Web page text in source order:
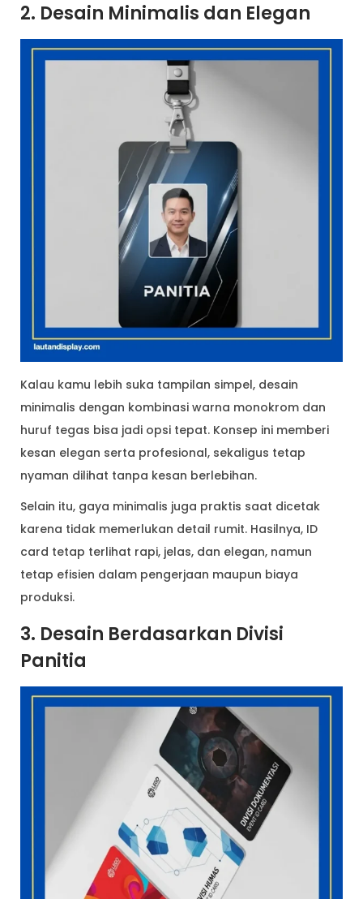
2. Desain Minimalis dan Elegan
Kalau kamu lebih suka tampilan simpel, desain
minimalis dengan kombinasi warna monokrom dan
huruf tegas bisa jadi opsi tepat. Konsep ini memberi
kesan elegan serta profesional, sekaligus tetap
nyaman dilihat tanpa kesan berlebihan.
Selain itu, gaya minimalis juga praktis saat dicetak
karena tidak memerlukan detail rumit. Hasilnya, ID
card tetap terlihat rapi, jelas, dan elegan, namun
tetap efisien dalam pengerjaan maupun biaya
produksi.
3. Desain Berdasarkan Divisi
Panitia